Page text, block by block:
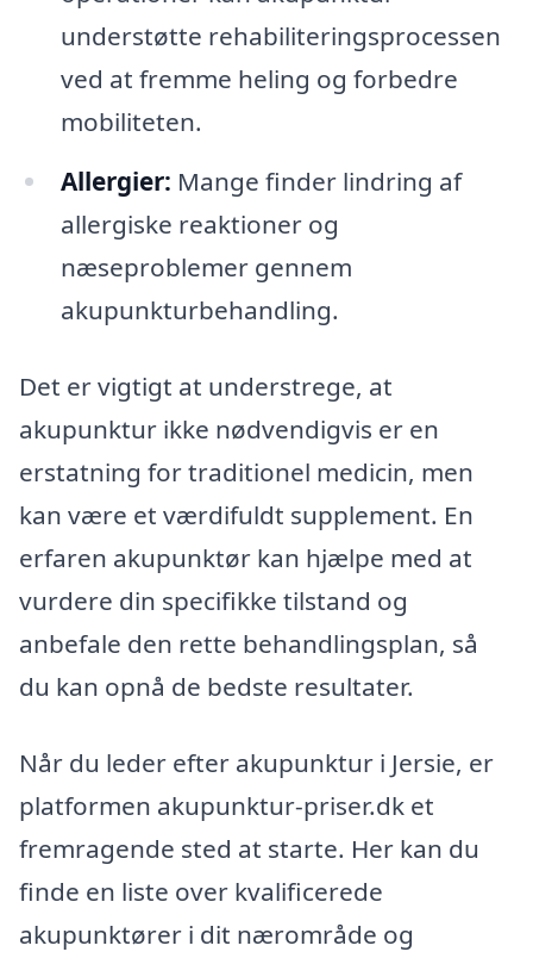
understøtte rehabiliteringsprocessen
ved at fremme heling og forbedre
mobiliteten.
Allergier: Mange finder lindring af
allergiske reaktioner og
næseproblemer gennem
akupunkturbehandling.
Det er vigtigt at understrege, at
akupunktur ikke nødvendigvis er en
erstatning for traditionel medicin, men
kan være et værdifuldt supplement. En
erfaren akupunktør kan hjælpe med at
vurdere din specifikke tilstand og
anbefale den rette behandlingsplan, så
du kan opnå de bedste resultater.
Når du leder efter akupunktur i Jersie, er
platformen akupunktur-priser.dk et
fremragende sted at starte. Her kan du
finde en liste over kvalificerede
akupunktører i dit nærområde og